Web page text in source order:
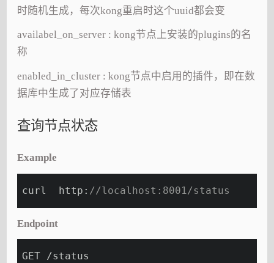
时随机生成，每次kong重启时这个uuid都会变
availabel_on_server : kong节点上安装的plugins的名
称
enabled_in_cluster : kong节点中启用的插件，即在数
据库中生成了对应存储表
查询节点状态
Example
curl  http: //localhost:8001/status
Endpoint
GET /status